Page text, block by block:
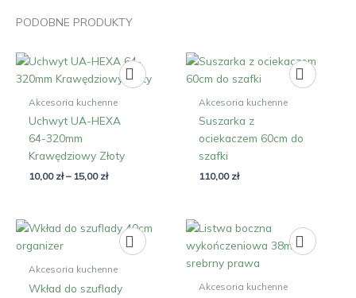
PODOBNE PRODUKTY
Akcesoria kuchenne
Uchwyt UA-HEXA
64-320mm
Krawędziowy Złoty
10,00 zł – 15,00 zł
Zakres
cen:
od
do
15,00 zł
Akcesoria kuchenne
Suszarka z
ociekaczem 60cm do
szafki
110,00 zł
Akcesoria kuchenne
Wkład do szuflady
Akcesoria kuchenne